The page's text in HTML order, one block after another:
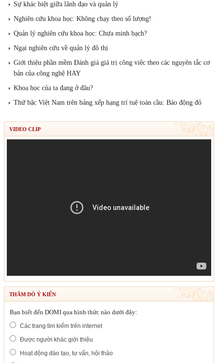
Sự khác biệt giữa lãnh đạo và quản lý
Nghiên cứu khoa học: Không chạy theo số lượng!
Quản lý nghiên cứu khoa học: Chưa minh bạch?
Ngại nghiên cứu về quản lý đô thị
Giới thiệu phần mềm Đánh giá giá trị công việc theo các nguyên tắc cơ
bản của công nghệ HAY
Khoa học của ta đang ở đâu?
Thứ bậc Việt Nam trên bảng xếp hạng trí tuệ toàn cầu: Báo động đỏ
VIDEO CLIP
THĂM DÒ Ý KIẾN
Bạn biết đến DOMI qua hình thức nào dưới đây:
Các trang tìm kiếm trên internet
Được người khác giới thiệu
Hoạt động đào tạo, tư vấn, hội thảo